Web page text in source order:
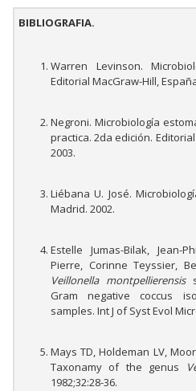
BIBLIOGRAFIA.
Warren Levinson.
Editorial MacGraw-Hill,
Negroni. Microbiología
practica. 2da edición.
2003.
Liébana U. José.
Madrid. 2002.
Estelle Jumas-Bilak, Jean-
Pierre, Corinne Teyssier,
Veillonellamontpellierensis
Gram negative coccus
samples. Int J of Syst Evol
Mays TD, Holdeman LV,
Taxonamy of the genus
1982;32:28-36.